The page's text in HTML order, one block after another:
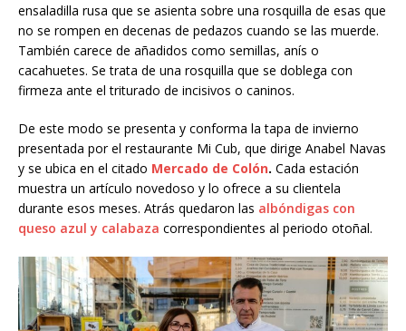
ensaladilla rusa que se asienta sobre una rosquilla de esas que
no se rompen en decenas de pedazos cuando se las muerde.
También carece de añadidos como semillas, anís o
cacahuetes. Se trata de una rosquilla que se doblega con
firmeza ante el triturado de incisivos o caninos.
De este modo se presenta y conforma la tapa de invierno
presentada por el restaurante Mi Cub, que dirige Anabel Navas
y se ubica en el citado Mercado de Colón. Cada estación
muestra un artículo novedoso y lo ofrece a su clientela
durante esos meses. Atrás quedaron las albóndigas con
queso azul y calabaza correspondientes al periodo otoñal.